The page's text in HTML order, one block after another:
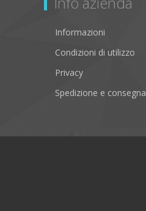
Informazioni
Condizioni di utilizzo
Privacy
Spedizione e consegna